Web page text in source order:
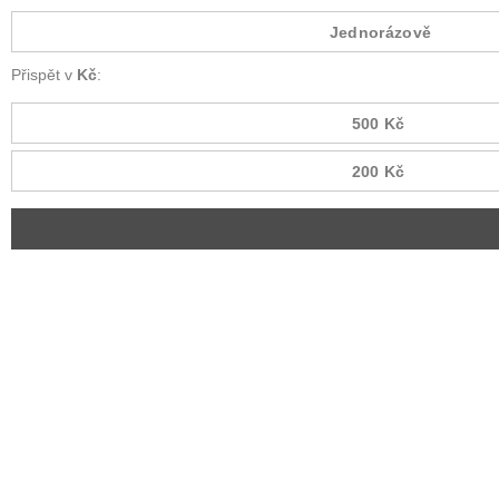
Jednorázově
Přispět v Kč:
500 Kč
200 Kč